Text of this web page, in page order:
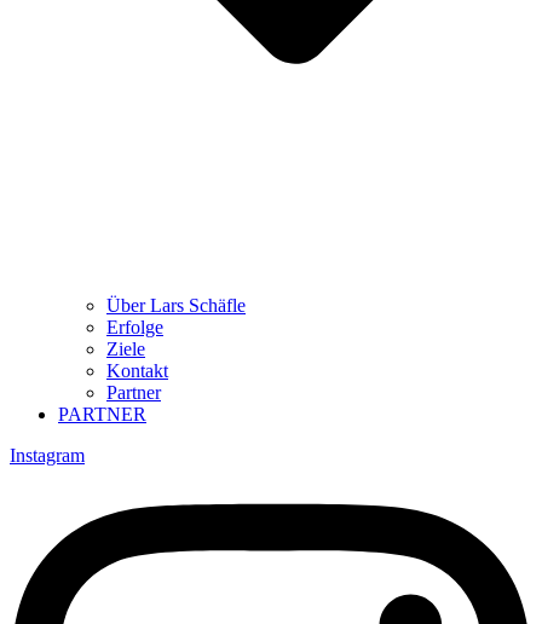
Über Lars Schäfle
Erfolge
Ziele
Kontakt
Partner
PARTNER
Instagram